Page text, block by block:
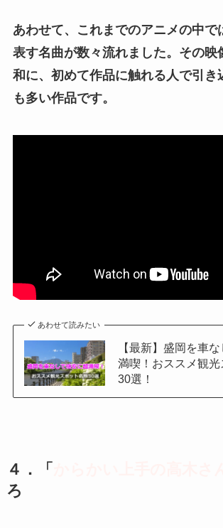
あわせて、これまでのアニメの中で
表す名曲が数々流れました。その映
和に、初めて作品に触れる人で引き
も多い作品です。
あわせて読みたい
【最新】盛岡を車
満喫！おススメ観
30選！
４．「
ろ